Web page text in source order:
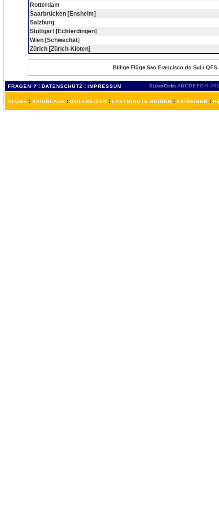
Rotterdam
Saarbrücken [Ensheim]
Salzburg
Stuttgart [Echterdingen]
Wien [Schwechat]
Zürich [Zürich-Kloten]
Billige Flüge Sao Francisco do Sul /
FRAGEN ? : DATENSCHUTZ : IMPRESSUM 3 Letter-Codes ABCDEFGH IJKL
FLÜGE : SKIURLAUB : GOLFREISEN : LASTMINUTE REISEN : SKIREISEN :